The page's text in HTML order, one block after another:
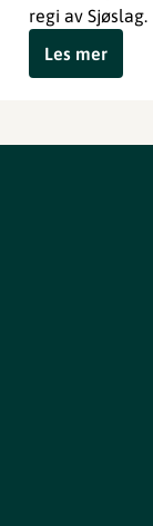
regi av Sjøslag.
Les mer